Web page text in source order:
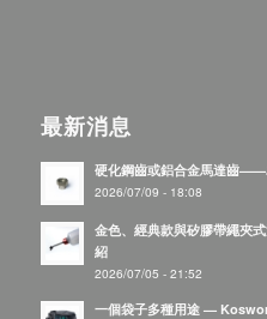
最新消息
硬化鋼齒或鋁合金馬達齒
2026/07/09 - 18:08
金色、經典款與矽膠帶繩夾
紹
2026/07/05 - 21:52
一個袋子多種用途 —